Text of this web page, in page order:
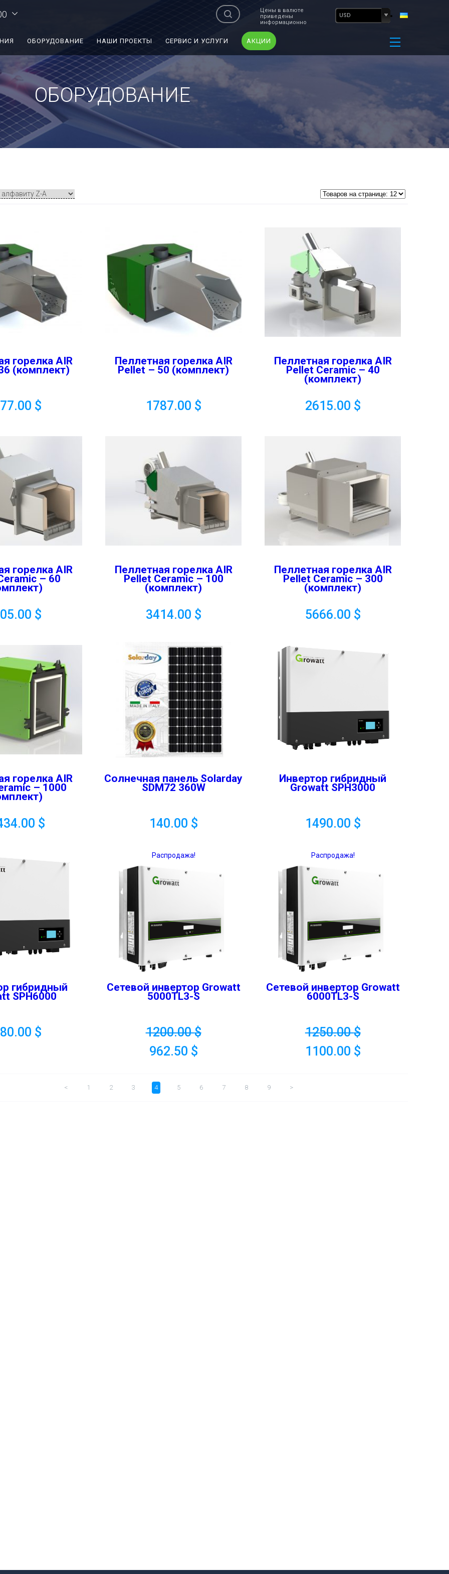
Цены в валюте
приведены
информационно
USD
ОБОРУДОВАНИЕ НАШИ ПРОЕКТЫ СЕРВИС И УСЛУГИ АКЦИИ
ОБОРУДОВАНИЕ
горелка AIR
(комплект)
$
Пеллетная горелка AIR
Pellet – 50 (комплект)
1787.00 $
Пеллетная горелка AIR
Pellet Ceramic – 40
(комплект)
2615.00 $
горелка AIR
– 60
$
Пеллетная горелка AIR
Pellet Ceramic – 100
(комплект)
3414.00 $
Пеллетная горелка AIR
Pellet Ceramic – 300
(комплект)
5666.00 $
горелка AIR
– 1000
$
Солнечная панель Solarday
SDM72 360W
140.00 $
Инвертор гибридный
Growatt SPH3000
1490.00 $
гибридный
SPH6000
$
Распродажа!
Сетевой инвертор Growatt
5000TL3-S
1200.00$
962.50 $
Распродажа!
Сетевой инвертор Growatt
6000TL3-S
1250.00$
1100.00 $
< 1 2 3 4 5 6 7 8 9 >